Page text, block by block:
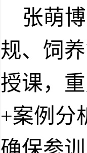
张萌
规、饲
授课，
+案例分